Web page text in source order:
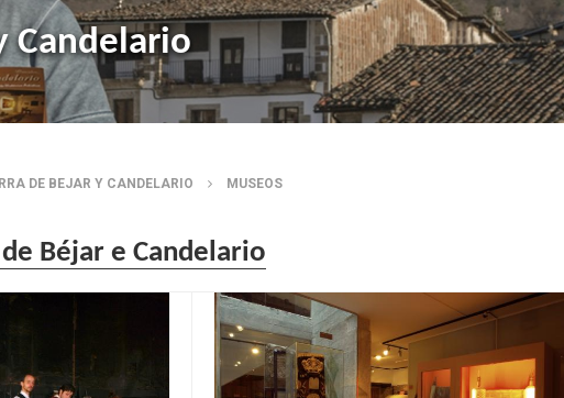
Candelario
DE BEJAR Y CANDELARIO MUSEOS
Béjar e Candelario